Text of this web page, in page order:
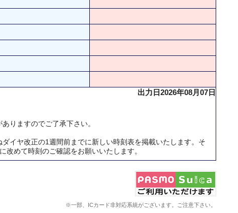
出力日2026年08月07日
りますのでご了承下さい。
イヤ改正の1週間前までに新しい時刻表を掲載いたします。そ
めて時刻のご確認をお願いいたします。
※一部、ICカード非対応系統がございます。ご注意下さい。